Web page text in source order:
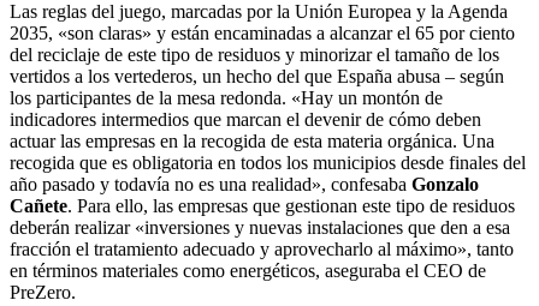
Las reglas del juego, marcadas por la Unión Europea y la Agenda
2035, «son claras» y están encaminadas a alcanzar el 65 por ciento
del reciclaje de este tipo de residuos y minorizar el tamaño de los
vertidos a los vertederos, un hecho del que España abusa – según
los participantes de la mesa redonda. «Hay un montón de
indicadores intermedios que marcan el devenir de cómo deben
actuar las empresas en la recogida de esta materia orgánica. Una
recogida que es obligatoria en todos los municipios desde finales del
año pasado y todavía no es una realidad», confesaba Gonzalo
Cañete. Para ello, las empresas que gestionan este tipo de residuos
deberán realizar «inversiones y nuevas instalaciones que den a esa
fracción el tratamiento adecuado y aprovecharlo al máximo», tanto
en términos materiales como energéticos, aseguraba el CEO de
PreZero.